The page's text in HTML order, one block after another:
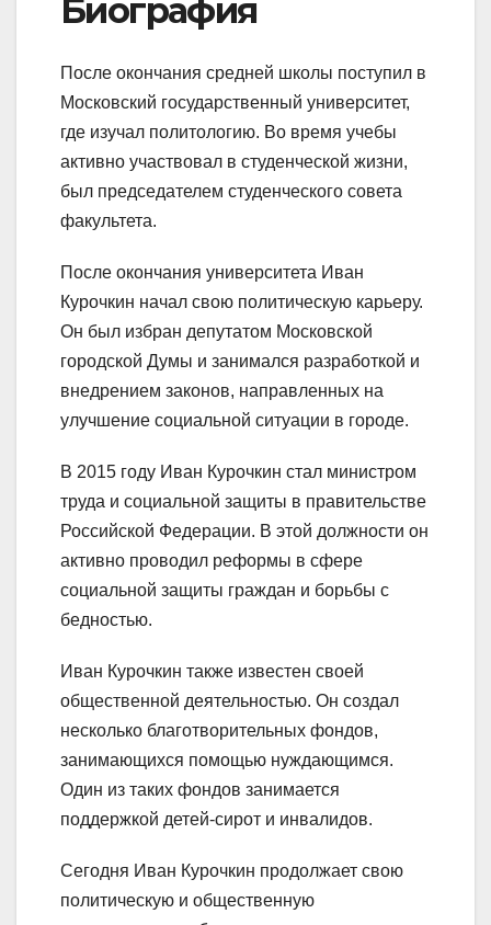
Биография
После окончания средней школы поступил в
Московский государственный университет,
где изучал политологию. Во время учебы
активно участвовал в студенческой жизни,
был председателем студенческого совета
факультета.
После окончания университета Иван
Курочкин начал свою политическую карьеру.
Он был избран депутатом Московской
городской Думы и занимался разработкой и
внедрением законов, направленных на
улучшение социальной ситуации в городе.
В 2015 году Иван Курочкин стал министром
труда и социальной защиты в правительстве
Российской Федерации. В этой должности он
активно проводил реформы в сфере
социальной защиты граждан и борьбы с
бедностью.
Иван Курочкин также известен своей
общественной деятельностью. Он создал
несколько благотворительных фондов,
занимающихся помощью нуждающимся.
Один из таких фондов занимается
поддержкой детей-сирот и инвалидов.
Сегодня Иван Курочкин продолжает свою
политическую и общественную